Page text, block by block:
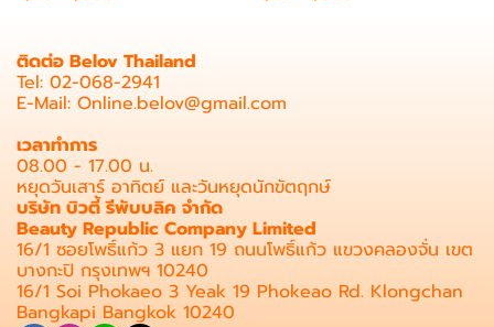
ติดต่อ Belov Thailand
Tel: 02-068-2941
E-Mail: Online.belov@gmail.com
เวลาทำการ
08.00 - 17.00 น.
หยุดวันเสาร์ อาทิตย์ และวันหยุดนักขัตฤกษ์
บริษัท บิวตี้ รีพับบลิค จำกัด
Beauty Republic Company Limited
16/1 ซอยโพธิ์แก้ว 3 แยก 19 ถนนโพธิ์แก้ว แขวงคลองจั่น เขต
บางกะปิ กรุงเทพฯ 10240
16/1 Soi Phokaeo 3 Yeak 19 Phokeao Rd. Klongchan
Bangkapi Bangkok 10240